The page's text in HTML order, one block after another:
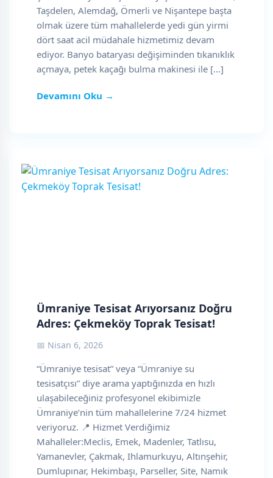
Taşdelen, Alemdağ, Ömerli ve Nişantepe başta
olmak üzere tüm mahallelerde yedi gün yirmi
dört saat acil müdahale hizmetimiz devam
ediyor. Banyo bataryası değişiminden tıkanıklık
açmaya, petek kaçağı bulma makinesi ile […]
Devamını Oku →
Ümraniye Tesisat Arıyorsanız Doğru
Adres: Çekmeköy Toprak Tesisat!
📅 Nisan 6, 2026
“Ümraniye tesisat” veya “Ümraniye su
tesisatçısı” diye arama yaptığınızda en hızlı
ulaşabileceğiniz profesyonel ekibimizle
Ümraniye’nin tüm mahallelerine 7/24 hizmet
veriyoruz. 📍 Hizmet Verdiğimiz
Mahalleler:Meclis, Emek, Madenler, Tatlısu,
Yamanevler, Çakmak, Ihlamurkuyu, Altınşehir,
Dumlupınar, Hekimbaşı, Parseller, Site, Namık